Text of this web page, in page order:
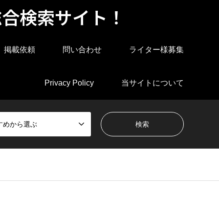
検索サイト！
掲載依頼 問い合わせ ライター様募集
Privacy Policy 当サイトについて
めから選ぶ